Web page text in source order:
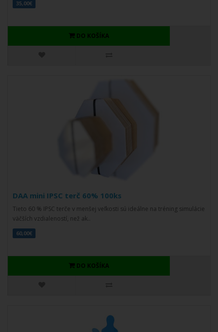
35,00€
DO KOŠÍKA
DAA mini IPSC terč 60% 100ks
Tieto 60 % IPSC terče v menšej veľkosti sú ideálne na tréning simulácie
väčších vzdialeností, než ak..
60,00€
DO KOŠÍKA